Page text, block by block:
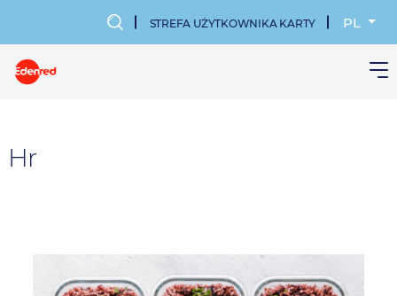
MENU
STREFA UŻYTKOWNIKA KARTY PL
Hr